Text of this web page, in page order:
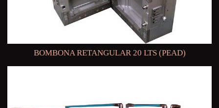
BOMBONA RETANGULAR 20 LTS (PEAD)